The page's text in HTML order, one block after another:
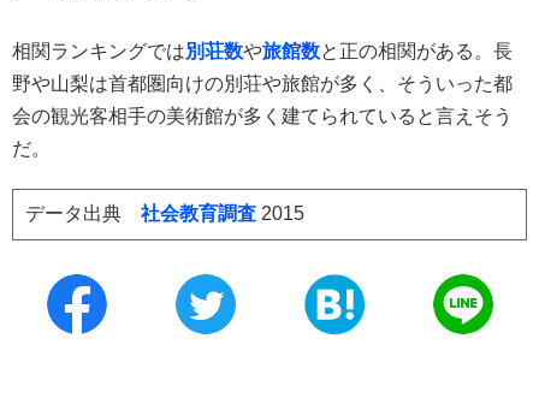
相関ランキングでは別荘数や旅館数と正の相関がある。長
野や山梨は首都圏向けの別荘や旅館が多く、そういった都
会の観光客相手の美術館が多く建てられていると言えそう
だ。
データ出典 社会教育調査 2015